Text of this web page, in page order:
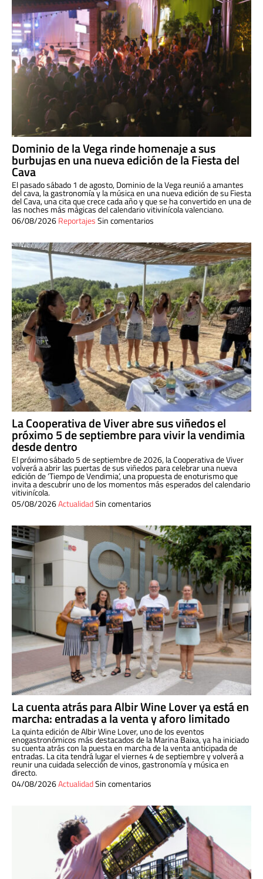
Dominio de la Vega rinde homenaje a sus
burbujas en una nueva edición de la Fiesta del
Cava
El pasado sábado 1 de agosto, Dominio de la Vega reunió a amantes
del cava, la gastronomía y la música en una nueva edición de su Fiesta
del Cava, una cita que crece cada año y que se ha convertido en una de
las noches más mágicas del calendario vitivinícola valenciano.
06/08/2026ReportajesSin comentarios
La Cooperativa de Viver abre sus viñedos el
próximo 5 de septiembre para vivir la vendimia
desde dentro
El próximo sábado 5 de septiembre de 2026, la Cooperativa de Viver
volverá a abrir las puertas de sus viñedos para celebrar una nueva
edición de ‘Tiempo de Vendimia’, una propuesta de enoturismo que
invita a descubrir uno de los momentos más esperados del calendario
vitivinícola.
05/08/2026ActualidadSin comentarios
La cuenta atrás para Albir Wine Lover ya está en
marcha: entradas a la venta y aforo limitado
La quinta edición de Albir Wine Lover, uno de los eventos
enogastronómicos más destacados de la Marina Baixa, ya ha iniciado
su cuenta atrás con la puesta en marcha de la venta anticipada de
entradas. La cita tendrá lugar el viernes 4 de septiembre y volverá a
reunir una cuidada selección de vinos, gastronomía y música en
directo.
04/08/2026ActualidadSin comentarios